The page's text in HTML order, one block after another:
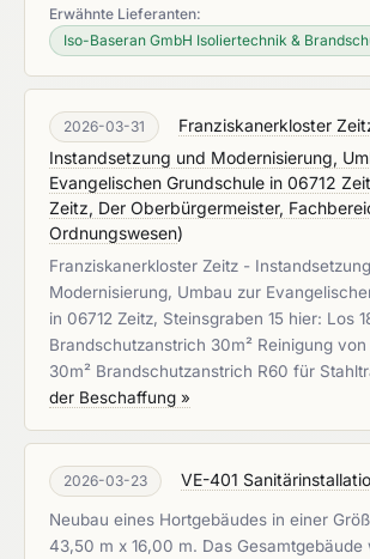
Erwähnte Lieferanten:
Iso-Baseran GmbH Isoliertechnik &
2026-03-31
Franziskanerkloster
Instandsetzung und Modernisierung,
Evangelischen Grundschule in 06712
Zeitz, Der Oberbürgermeister,
Ordnungswesen)
Franziskanerkloster Zeitz -
Modernisierung, Umbau zur
in 06712 Zeitz, Steinsgraben 15 hier: Los
Brandschutzanstrich 30m² Reinigung
30m² Brandschutzanstrich R60 für
der Beschaffung »
2026-03-23 VE-401
Neubau eines Hortgebäudes in einer
43,50 m x 16,00 m. Das Gesamtgebäude